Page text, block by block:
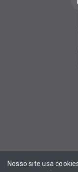
Nosso site usa